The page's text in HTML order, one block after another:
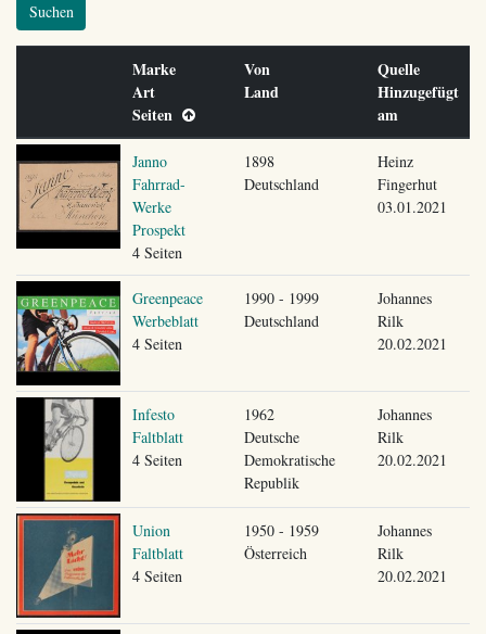
Suchen
Marke
Art
Seiten
Von
Land
Quelle
Hinzugefügt
am
Janno
Fahrrad-
Werke
Prospekt
4 Seiten
1898
Deutschland
Heinz
Fingerhut
03.01.2021
Greenpeace
Werbeblatt
4 Seiten
1990 - 1999
Deutschland
Johannes
Rilk
20.02.2021
Infesto
Faltblatt
4 Seiten
1962
Deutsche
Demokratische
Republik
Johannes
Rilk
20.02.2021
Union
Faltblatt
4 Seiten
1950 - 1959
Österreich
Johannes
Rilk
20.02.2021